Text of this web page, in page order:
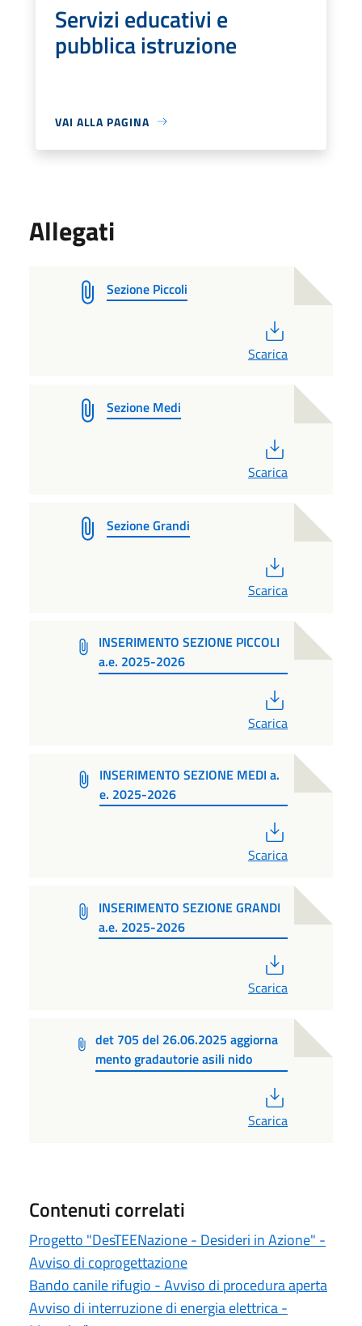
Servizi educativi e
pubblica istruzione
VAI ALLA PAGINA
Allegati
Sezione Piccoli
Scarica
Sezione Medi
Scarica
Sezione Grandi
Scarica
INSERIMENTO SEZIONE PICCOLI
a.e. 2025-2026
Scarica
INSERIMENTO SEZIONE MEDI a.
e. 2025-2026
Scarica
INSERIMENTO SEZIONE GRANDI
a.e. 2025-2026
Scarica
det 705 del 26.06.2025 aggiorna
mento gradautorie asili nido
Scarica
Contenuti correlati
Progetto "DesTEENazione - Desideri in Azione" -
Avviso di coprogettazione
Bando canile rifugio - Avviso di procedura aperta
Avviso di interruzione di energia elettrica -